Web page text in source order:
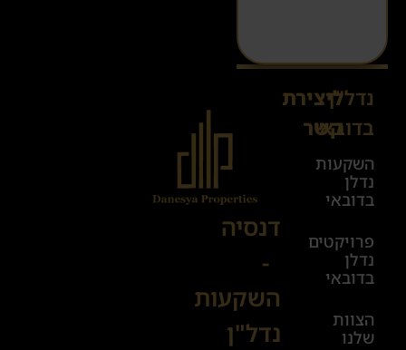
נדל"ן
בדובאי
השקעות
נדלן
בדובאי
פרויקטים
נדלן
בדובאי
הצוות
שלנו
ליצירת
קשר
א׳-ה׳
08:00-
00:00
יום ו׳
08:00-
17:00
Sales@danesya.co.il
דנסיה
-
השקעות
נדל"ן